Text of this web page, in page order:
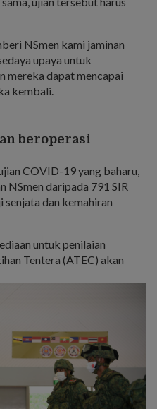
NSmen kami jaminan
upaya untuk
mereka dapat mencapai
kembali.
beroperasi
COVID-19 yang baharu,
NSmen daripada 791 SIR
senjata dan kemahiran
untuk penilaian
Tentera (ATEC) akan